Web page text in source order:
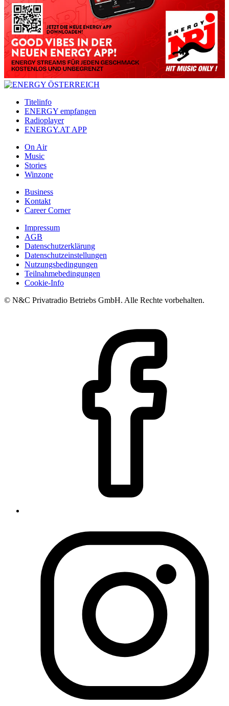
Titelinfo
ENERGY empfangen
Radioplayer
ENERGY.AT APP
On Air
Music
Stories
Winzone
Business
Kontakt
Career Corner
Impressum
AGB
Datenschutzerklärung
Datenschutzeinstellungen
Nutzungsbedingungen
Teilnahmebedingungen
Cookie-Info
© N&C Privatradio Betriebs GmbH. Alle Rechte vorbehalten.